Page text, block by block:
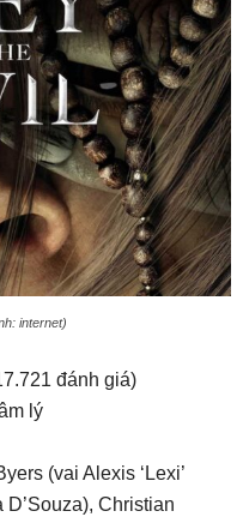
internet)
đánh giá)
lý
(vai Alexis ‘Lexi’
Christian